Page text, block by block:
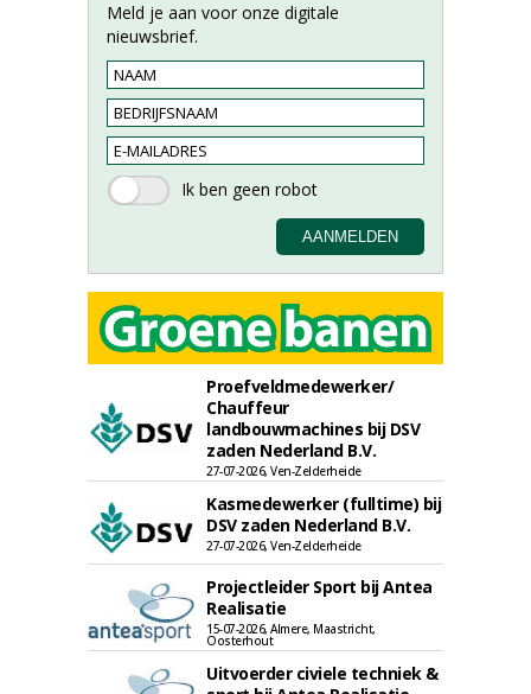
Meld je aan voor onze digitale
nieuwsbrief.
Proefveldmedewerker/
Chauffeur
landbouwmachines bij DSV
zaden Nederland B.V.
27-07-2026, Ven-Zelderheide
Kasmedewerker (fulltime) bij
DSV zaden Nederland B.V.
27-07-2026, Ven-Zelderheide
Projectleider Sport bij Antea
Realisatie
15-07-2026, Almere, Maastricht,
Oosterhout
Uitvoerder civiele techniek &